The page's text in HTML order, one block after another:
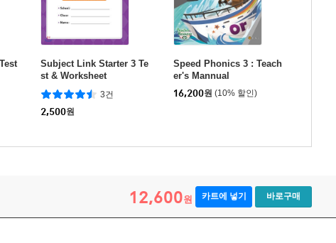
Subject Link Starter 3 Te
st & Worksheet
3건
2,500원
Speed Phonics 3 : Teach
er's Mannual
16,200원 (10% 할인)
12,600원 카트에 넣기 바로구매